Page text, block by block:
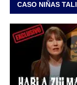
CASO NIÑAS